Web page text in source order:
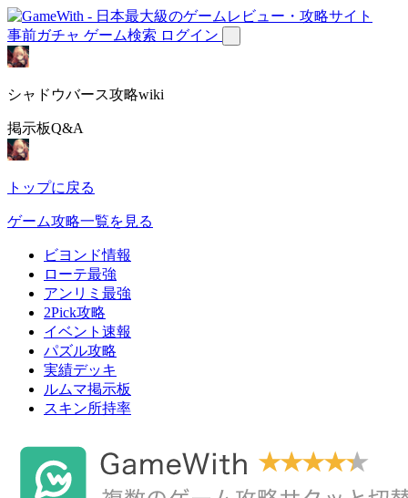
事前ガチャ ゲーム検索 ログイン
シャドウバース攻略wiki
掲示板Q&A
トップに戻る
ゲーム攻略一覧を見る
ビヨンド情報
ローテ最強
アンリミ最強
2Pick攻略
イベント速報
パズル攻略
実績デッキ
ルムマ掲示板
スキン所持率